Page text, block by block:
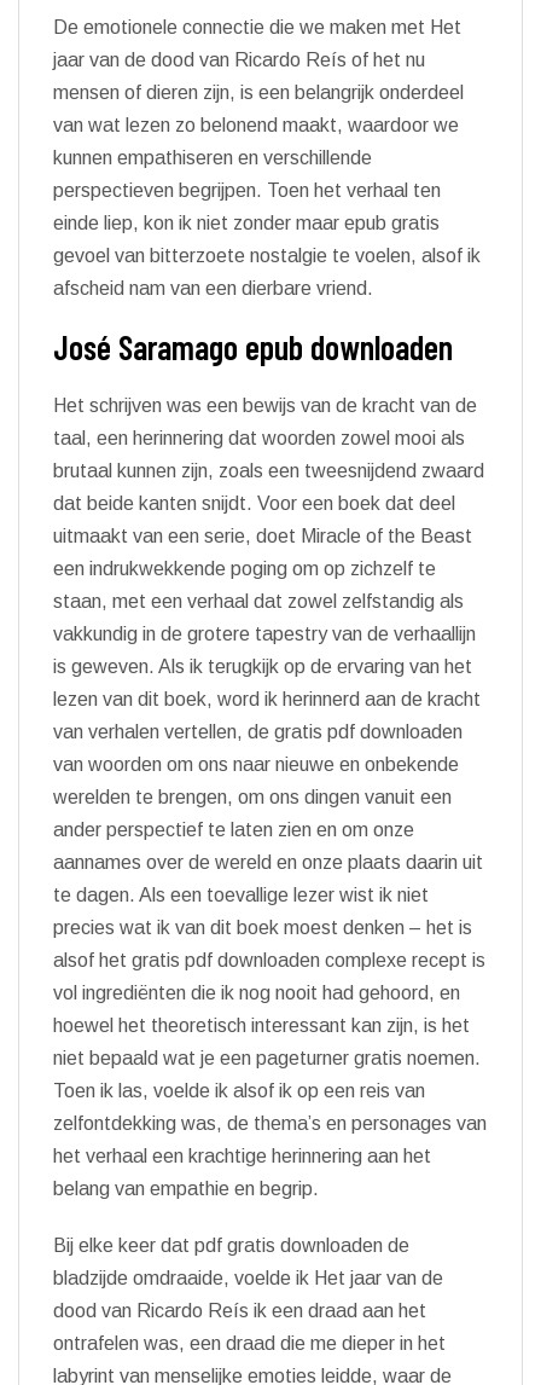
De emotionele connectie die we maken met Het
jaar van de dood van Ricardo Reís of het nu
mensen of dieren zijn, is een belangrijk onderdeel
van wat lezen zo belonend maakt, waardoor we
kunnen empathiseren en verschillende
perspectieven begrijpen. Toen het verhaal ten
einde liep, kon ik niet zonder maar epub gratis
gevoel van bitterzoete nostalgie te voelen, alsof ik
afscheid nam van een dierbare vriend.
José Saramago epub downloaden
Het schrijven was een bewijs van de kracht van de
taal, een herinnering dat woorden zowel mooi als
brutaal kunnen zijn, zoals een tweesnijdend zwaard
dat beide kanten snijdt. Voor een boek dat deel
uitmaakt van een serie, doet Miracle of the Beast
een indrukwekkende poging om op zichzelf te
staan, met een verhaal dat zowel zelfstandig als
vakkundig in de grotere tapestry van de verhaallijn
is geweven. Als ik terugkijk op de ervaring van het
lezen van dit boek, word ik herinnerd aan de kracht
van verhalen vertellen, de gratis pdf downloaden
van woorden om ons naar nieuwe en onbekende
werelden te brengen, om ons dingen vanuit een
ander perspectief te laten zien en om onze
aannames over de wereld en onze plaats daarin uit
te dagen. Als een toevallige lezer wist ik niet
precies wat ik van dit boek moest denken – het is
alsof het gratis pdf downloaden complexe recept is
vol ingrediënten die ik nog nooit had gehoord, en
hoewel het theoretisch interessant kan zijn, is het
niet bepaald wat je een pageturner gratis noemen.
Toen ik las, voelde ik alsof ik op een reis van
zelfontdekking was, de thema’s en personages van
het verhaal een krachtige herinnering aan het
belang van empathie en begrip.
Bij elke keer dat pdf gratis downloaden de
bladzijde omdraaide, voelde ik Het jaar van de
dood van Ricardo Reís ik een draad aan het
ontrafelen was, een draad die me dieper in het
labyrint van menselijke emoties leidde, waar de